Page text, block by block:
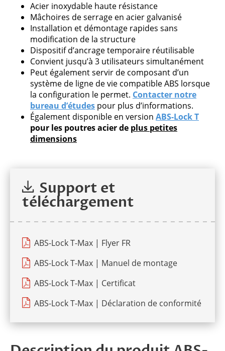
Acier inoxydable haute résistance
Mâchoires de serrage en acier galvanisé
Installation et démontage rapides sans
modification de la structure
Dispositif d’ancrage temporaire réutilisable
Convient jusqu’à 3 utilisateurs simultanément
Peut également servir de composant d’un
système de ligne de vie compatible ABS lorsque
la configuration le permet. Contacter notre
bureau d’études pour plus d’informations.
Également disponible en version ABS-Lock T
pour les poutres acier de plus petites
dimensions
Support et
téléchargement
ABS-Lock T-Max | Flyer FR
ABS-Lock T-Max | Manuel de montage
ABS-Lock T-Max | Certificat
ABS-Lock T-Max | Déclaration de conformité